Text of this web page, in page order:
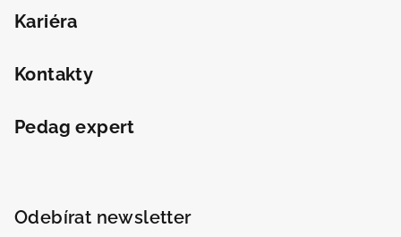
Kariéra
Kontakty
Pedag expert
Odebírat newsletter